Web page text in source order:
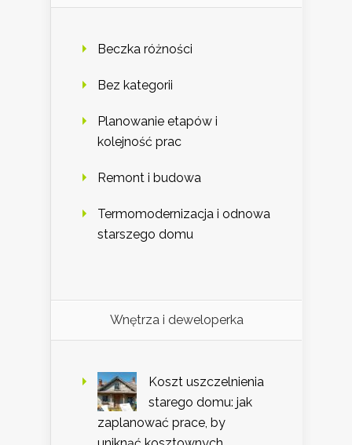
Beczka różności
Bez kategorii
Planowanie etapów i
kolejność prac
Remont i budowa
Termomodernizacja i odnowa
starszego domu
Wnętrza i deweloperka
Koszt uszczelnienia
starego domu: jak
zaplanować prace, by